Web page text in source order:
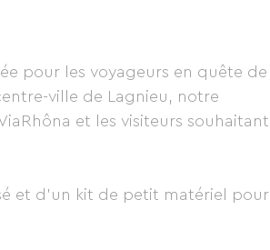
pour les voyageurs en quête de
ville de Lagnieu, notre
et les visiteurs souhaitant
et d'un kit de petit matériel pour